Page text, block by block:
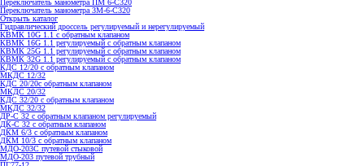
Переключатель манометра 3M-6-C320
Открыть каталог
Гидравлический дроссель регулируемый и нерегулируемый
КВМК 10G 1.1 с обратным клапаном
КВМК 16G 1.1 регулируемый с обратным клапаном
КВМК 25G 1.1 регулируемый с обратным клапаном
КВМК 32G 1.1 регулируемый с обратным клапаном
КДC 12/20 с обратным клапаном
МКДС 12/32
КДC 20/20с обратным клапаном
МКДС 20/32
КДC 32/20 с обратным клапаном
МКДС 32/32
ДР-С 32 с обратным клапаном регулируемый
ДК-С 32 с обратным клапаном
ДКМ 6/3 с обратным клапаном
ДКМ 10/3 с обратным клапаном
МДО-203С путевой стыковой
МДО-203 путевой трубный